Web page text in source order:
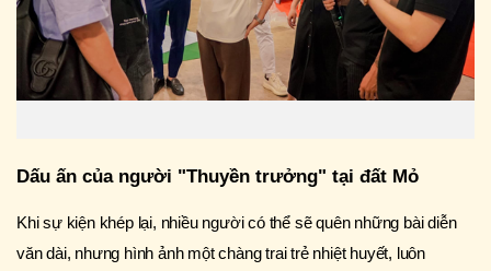
Dấu ấn của người "Thuyền trưởng" tại đất Mỏ
Khi sự kiện khép lại, nhiều người có thể sẽ quên những bài diễn
văn dài, nhưng hình ảnh một chàng trai trẻ nhiệt huyết, luôn